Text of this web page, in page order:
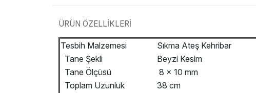
ÜRÜN ÖZELLİKLERİ
Tesbih Malzemesi
Sıkma Ateş Kehribar
Tane Şekli
Beyzi Kesim
Tane Ölçüsü
8 x 10 mm
Toplam Uzunluk
38 cm